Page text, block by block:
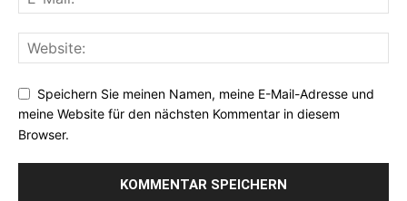
Speichern Sie meinen Namen, meine E-Mail-Adresse und
meine Website für den nächsten Kommentar in diesem
Browser.